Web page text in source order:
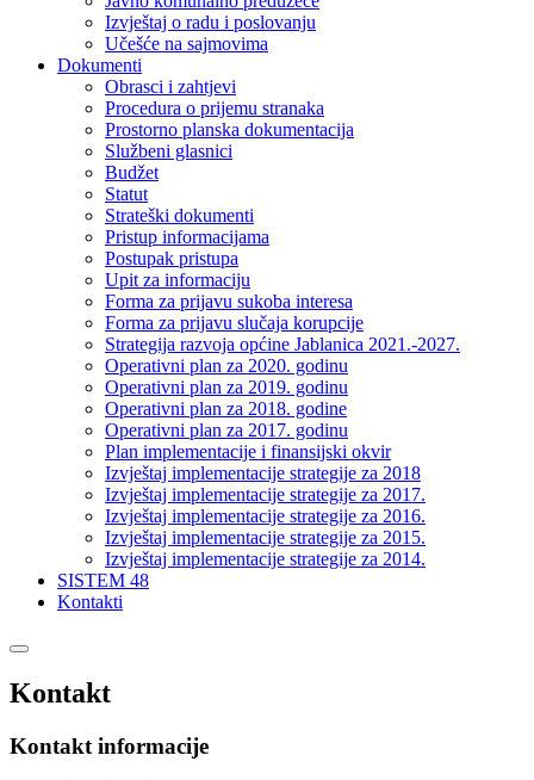
Izvještaj o radu i poslovanju
Učešće na sajmovima
Dokumenti
Obrasci i zahtjevi
Procedura o prijemu stranaka
Prostorno planska dokumentacija
Službeni glasnici
Budžet
Statut
Strateški dokumenti
Pristup informacijama
Postupak pristupa
Upit za informaciju
Forma za prijavu sukoba interesa
Forma za prijavu slučaja korupcije
Strategija razvoja općine Jablanica 2021.-2027.
Operativni plan za 2020. godinu
Operativni plan za 2019. godinu
Operativni plan za 2018. godine
Operativni plan za 2017. godinu
Plan implementacije i finansijski okvir
Izvještaj implementacije strategije za 2018
Izvještaj implementacije strategije za 2017.
Izvještaj implementacije strategije za 2016.
Izvještaj implementacije strategije za 2015.
Izvještaj implementacije strategije za 2014.
SISTEM 48
Kontakti
Kontakt
Kontakt informacije